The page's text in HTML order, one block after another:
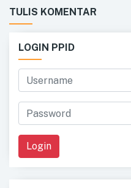
TULIS KOMENTAR
LOGIN PPID
Login